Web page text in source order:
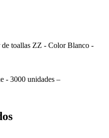
de toallas ZZ - Color Blanco -
- 3000 unidades –